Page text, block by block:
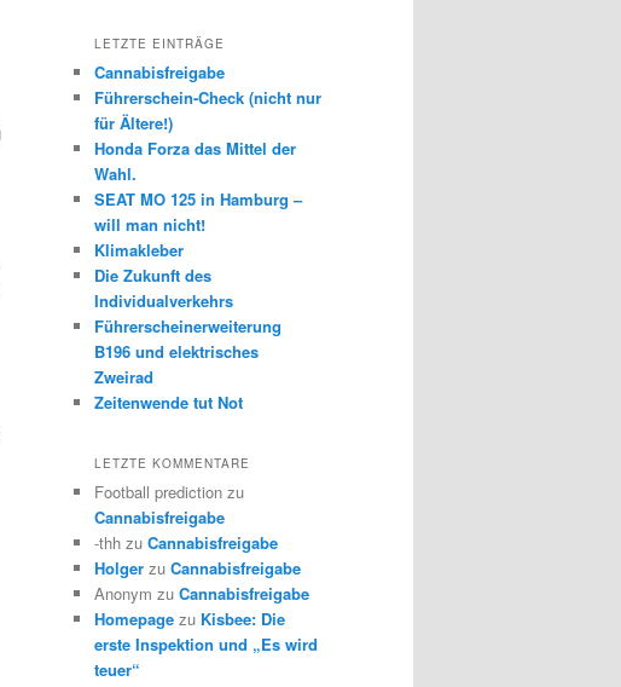
LETZTE EINTRÄGE
Cannabisfreigabe
Führerschein-Check (nicht nur
für Ältere!)
Honda Forza das Mittel der
Wahl.
SEAT MO 125 in Hamburg –
will man nicht!
Klimakleber
Die Zukunft des
Individualverkehrs
Führerscheinerweiterung
B196 und elektrisches
Zweirad
Zeitenwende tut Not
LETZTE KOMMENTARE
Football prediction zu
Cannabisfreigabe
-thh zu Cannabisfreigabe
Holger zu Cannabisfreigabe
Anonym zu Cannabisfreigabe
Homepage zu Kisbee: Die
erste Inspektion und „Es wird
teuer“